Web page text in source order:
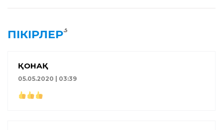
ПІКІРЛЕР3
ҚОНАҚ
05.05.2020 | 03:39